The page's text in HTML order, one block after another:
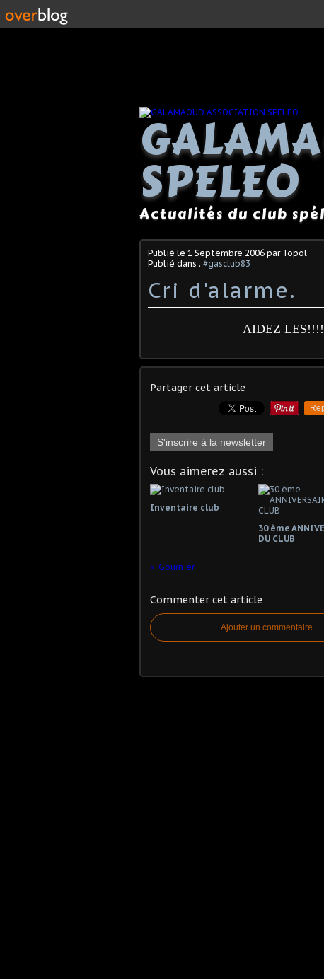
SPELEO
Actualités du club
Publié le 1 Septembre 2006 par Topol
Publié dans : #gasclub83
Cri d'alarme.
AIDEZ
Partager cet article
S'inscrire à la newsletter
Vous aimerez aussi :
Inventaire club
30 ème
DU CLUB
Gournier
Commenter cet article
Ajouter un commentaire